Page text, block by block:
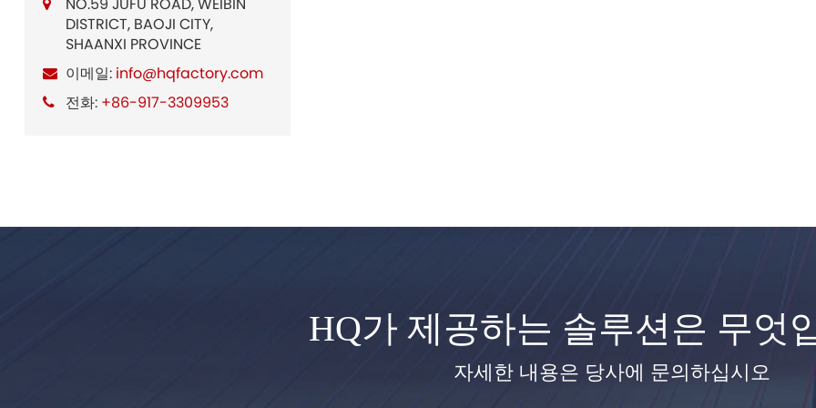
DISTRICT, BAOJI CITY,
SHAANXI PROVINCE
이메일: info@hqfactory.com
전화: +86-917-3309953
HQ가 제공하는 솔루션은 무엇
자세한 내용은 당사에 문의하십시오